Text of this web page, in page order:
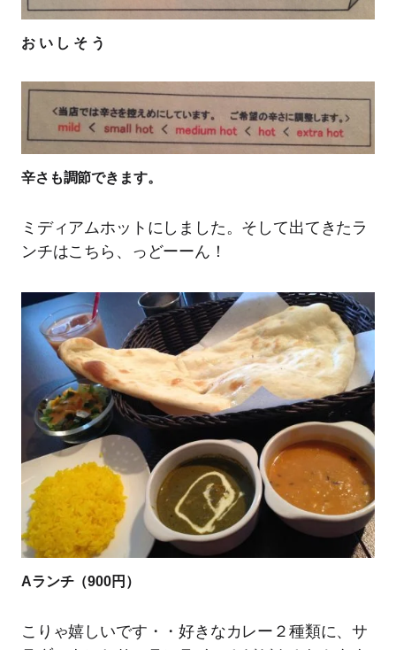
お い し そ う
辛さも調節できます。
ミディアムホットにしました。そして出てきたラ
ンチはこちら、っどーーん！
Aランチ（900円）
こりゃ嬉しいです・・好きなカレー２種類に、サ